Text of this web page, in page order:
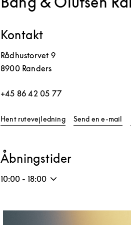
Kontakt
Rådhustorvet 9
8900 Randers
+45 86 42 05 77
Hent rutevejledningLink Opens in New
Send en e-mail
Åbningstider
10:00 - 18:00